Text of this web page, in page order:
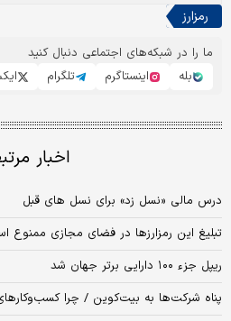
رمزارز
ما را در شبکه‌های اجتماعی دنبال کنید
بله
اینستاگرم تلگرام
اخبار
درس مالی «نسل زد» برای نسل های قبل
تبلیغ این رمزارز‌ها در فضای مجازی ممنوع
ریپل جزء ۱۰۰ دارایی برتر جهان شد
پناه شرکت‌ها به بیت‌کوین / چرا کسب‌و‌کارهای